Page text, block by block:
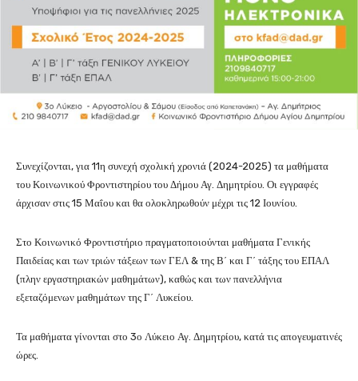
Συνεχίζονται, για 11η συνεχή σχολική χρονιά (2024-2025) τα μαθήματα
του Κοινωνικού Φροντιστηρίου του Δήμου Αγ. Δημητρίου. Οι εγγραφές
άρχισαν στις 15 Μαΐου και θα ολοκληρωθούν μέχρι τις 12 Ιουνίου.
Στο Κοινωνικό Φροντιστήριο πραγματοποιούνται μαθήματα Γενικής
Παιδείας και των τριών τάξεων των ΓΕΛ & της Β΄ και Γ΄ τάξης του ΕΠΑΛ
(πλην εργαστηριακών μαθημάτων), καθώς και των πανελλήνια
εξεταζόμενων μαθημάτων της Γ΄ Λυκείου.
Τα μαθήματα γίνονται στο 3ο Λύκειο Αγ. Δημητρίου, κατά τις απογευματινές
ώρες.